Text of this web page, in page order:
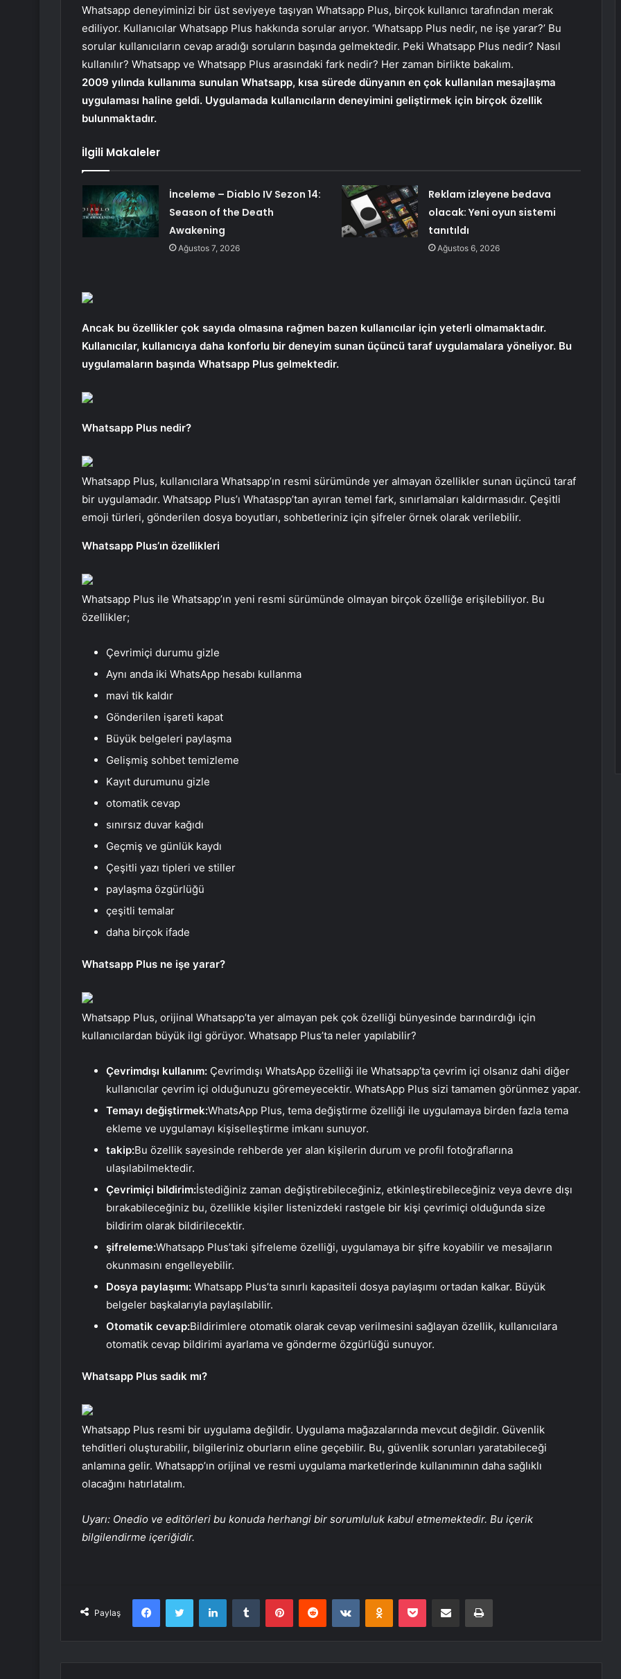
Whatsapp deneyiminizi bir üst seviyeye taşıyan Whatsapp Plus, birçok kullanıcı tarafından merak
ediliyor. Kullanıcılar Whatsapp Plus hakkında sorular arıyor. ‘Whatsapp Plus nedir, ne işe yarar?’ Bu
sorular kullanıcıların cevap aradığı soruların başında gelmektedir. Peki Whatsapp Plus nedir? Nasıl
kullanılır? Whatsapp ve Whatsapp Plus arasındaki fark nedir? Her zaman birlikte bakalım.
2009 yılında kullanıma sunulan Whatsapp, kısa sürede dünyanın en çok kullanılan mesajlaşma
uygulaması haline geldi. Uygulamada kullanıcıların deneyimini geliştirmek için birçok özellik
bulunmaktadır.
İlgili Makaleler
İnceleme – Diablo IV Sezon 14:
Season of the Death
Awakening
Ağustos 7, 2026
Reklam izleyene bedava
olacak: Yeni oyun sistemi
tanıtıldı
Ağustos 6, 2026
Ancak bu özellikler çok sayıda olmasına rağmen bazen kullanıcılar için yeterli olmamaktadır.
Kullanıcılar, kullanıcıya daha konforlu bir deneyim sunan üçüncü taraf uygulamalara yöneliyor. Bu
uygulamaların başında Whatsapp Plus gelmektedir.
Whatsapp Plus nedir?
Whatsapp Plus, kullanıcılara Whatsapp’ın resmi sürümünde yer almayan özellikler sunan üçüncü taraf
bir uygulamadır. Whatsapp Plus’ı Whataspp’tan ayıran temel fark, sınırlamaları kaldırmasıdır. Çeşitli
emoji türleri, gönderilen dosya boyutları, sohbetleriniz için şifreler örnek olarak verilebilir.
Whatsapp Plus’ın özellikleri
Whatsapp Plus ile Whatsapp’ın yeni resmi sürümünde olmayan birçok özelliğe erişilebiliyor. Bu
özellikler;
Çevrimiçi durumu gizle
Aynı anda iki WhatsApp hesabı kullanma
mavi tik kaldır
Gönderilen işareti kapat
Büyük belgeleri paylaşma
Gelişmiş sohbet temizleme
Kayıt durumunu gizle
otomatik cevap
sınırsız duvar kağıdı
Geçmiş ve günlük kaydı
Çeşitli yazı tipleri ve stiller
paylaşma özgürlüğü
çeşitli temalar
daha birçok ifade
Whatsapp Plus ne işe yarar?
Whatsapp Plus, orijinal Whatsapp’ta yer almayan pek çok özelliği bünyesinde barındırdığı için
kullanıcılardan büyük ilgi görüyor. Whatsapp Plus’ta neler yapılabilir?
Çevrimdışı kullanım: Çevrimdışı WhatsApp özelliği ile Whatsapp’ta çevrim içi olsanız dahi diğer
kullanıcılar çevrim içi olduğunuzu göremeyecektir. WhatsApp Plus sizi tamamen görünmez yapar.
Temayı değiştirmek:WhatsApp Plus, tema değiştirme özelliği ile uygulamaya birden fazla tema
ekleme ve uygulamayı kişiselleştirme imkanı sunuyor.
takip:Bu özellik sayesinde rehberde yer alan kişilerin durum ve profil fotoğraflarına
ulaşılabilmektedir.
Çevrimiçi bildirim:İstediğiniz zaman değiştirebileceğiniz, etkinleştirebileceğiniz veya devre dışı
bırakabileceğiniz bu, özellikle kişiler listenizdeki rastgele bir kişi çevrimiçi olduğunda size
bildirim olarak bildirilecektir.
şifreleme:Whatsapp Plus’taki şifreleme özelliği, uygulamaya bir şifre koyabilir ve mesajların
okunmasını engelleyebilir.
Dosya paylaşımı: Whatsapp Plus’ta sınırlı kapasiteli dosya paylaşımı ortadan kalkar. Büyük
belgeler başkalarıyla paylaşılabilir.
Otomatik cevap:Bildirimlere otomatik olarak cevap verilmesini sağlayan özellik, kullanıcılara
otomatik cevap bildirimi ayarlama ve gönderme özgürlüğü sunuyor.
Whatsapp Plus sadık mı?
Whatsapp Plus resmi bir uygulama değildir. Uygulama mağazalarında mevcut değildir. Güvenlik
tehditleri oluşturabilir, bilgileriniz oburların eline geçebilir. Bu, güvenlik sorunları yaratabileceği
anlamına gelir. Whatsapp’ın orijinal ve resmi uygulama marketlerinde kullanımının daha sağlıklı
olacağını hatırlatalım.
Uyarı: Onedio ve editörleri bu konuda herhangi bir sorumluluk kabul etmemektedir. Bu içerik
bilgilendirme içeriğidir.
Paylaş
FacebookTwitter LinkedInTumblr PinterestReddit VKontakteOdnoklassniki
Pocket E-Posta ile paylaş Yazdır